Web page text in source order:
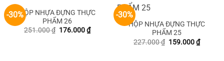
-30%HỘP NHỰA ĐỰNG THỰC
PHẨM 26
251.000₫ Giá
176.000₫Giá
hiện
-30%
HỘP NHỰA ĐỰNG THỰC
PHẨM 25
227.000₫ Giá
159.000₫Giá
hiện